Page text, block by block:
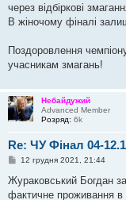
через відбіркові
В жіночому фіналі
Поздоровлення
учасникам змагань!
Небайдужий
Advanced Member
Розряд: 6k
Re: ЧУ Фінал 04-
П
в
і
д
12 грудня 2021, 21:44
Жураковський Богдан
фактичне проживання в